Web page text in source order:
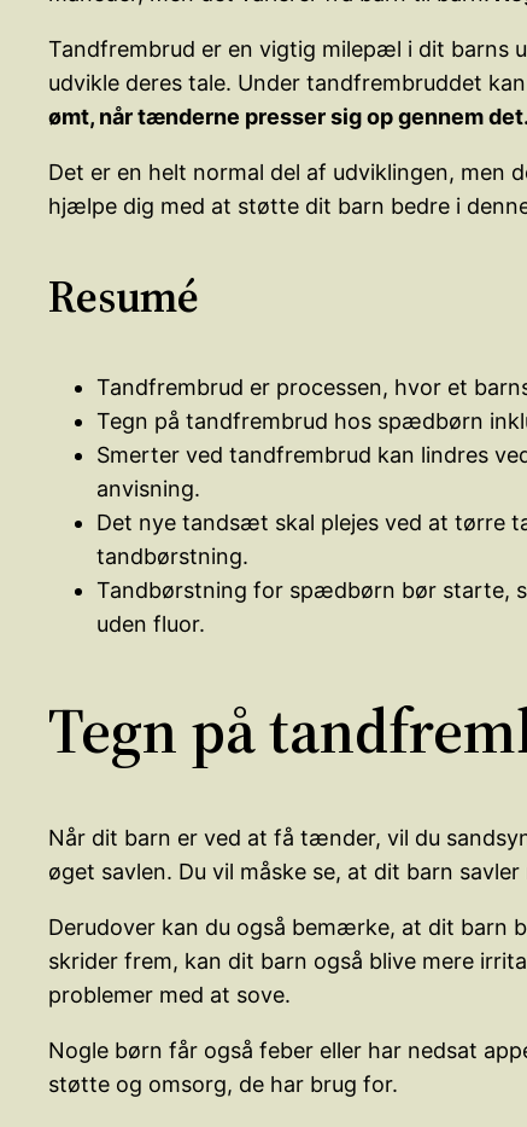
Tandfrembrud er en vigtig milepæl i dit barns
udvikle deres tale. Under tandfrembruddet
ømt, når tænderne presser sig op gennem det.
Det er en helt normal del af udviklingen,
hjælpe dig med at støtte dit barn bedre i
Resumé
Tandfrembrud er processen, hvor et
Tegn på tandfrembrud hos spædbørn
Smerter ved tandfrembrud kan lindres
anvisning.
Det nye tandsæt skal plejes ved at tørre
tandbørstning.
Tandbørstning for spædbørn bør starte,
uden fluor.
Tegn på
Når dit barn er ved at få tænder, vil du
øget savlen. Du vil måske se, at dit barn
Derudover kan du også bemærke, at dit barn
skrider frem, kan dit barn også blive mere
problemer med at sove.
Nogle børn får også feber eller har nedsat
støtte og omsorg, de har brug for.